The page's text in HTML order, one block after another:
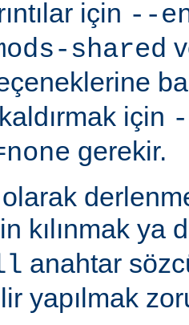
için --
shared
için
gerekir.
olarak
kılınmak ya
anahtar
yapılmak